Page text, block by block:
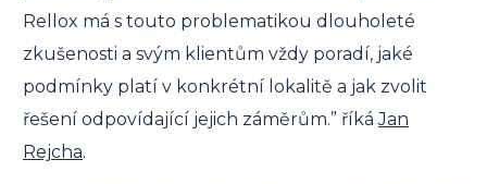
Rellox má s touto problematikou dlouholeté
zkušenosti a svým klientům vždy poradí, jaké
podmínky platí v konkrétní lokalitě a jak zvolit
řešení odpovídající jejich záměrům.” říkáJan
Rejcha.